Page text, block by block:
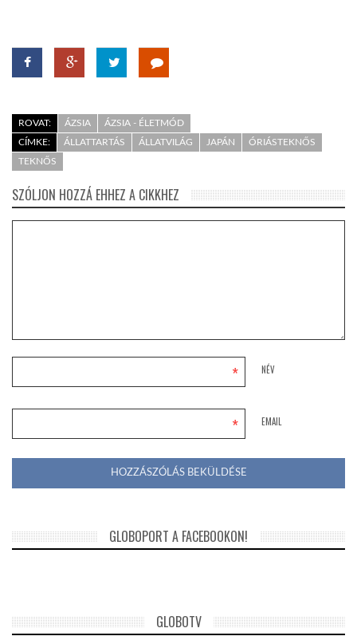
ROVAT: ÁZSIA
ÁZSIA - ÉLETMÓD
CÍMKE:
ÁLLATTARTÁS ÁLLATVILÁG JAPÁN
ÓRIÁSTEKNŐS
TEKNŐS
SZÓLJON HOZZÁ EHHEZ A CIKKHEZ
NÉV
*
EMAIL
*
GLOBOPORT A FACEBOOKON!
GLOBOTV